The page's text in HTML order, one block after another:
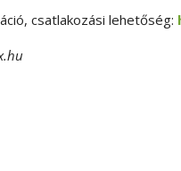
csatlakozási lehetőség: